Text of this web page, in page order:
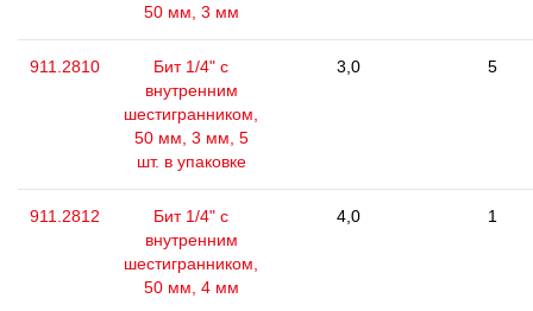
50 мм, 3 мм
911.2810
Бит 1/4" с
внутренним
шестигранником,
50 мм, 3 мм, 5
шт. в упаковке
3,0 5
911.2812
Бит 1/4" с
внутренним
шестигранником,
50 мм, 4 мм
4,0 1